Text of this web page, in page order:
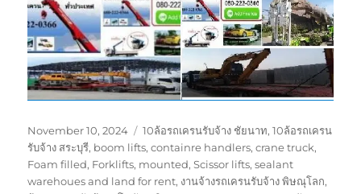
Posted
on
November 10, 2024 Tags
10ล้อรถเครนรับจ้าง ชัยนาท,10ล้อรถเครน
รับจ้าง สระบุรี, boom lifts,containre handlers,crane truck,
Foam filled, Forklifts, mounted,Scissor lifts,sealant
warehoues and land for rent, งานจ้างรถเครนรับจ้าง พิษณุโลก,